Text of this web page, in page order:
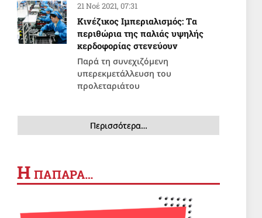
21 Νοέ 2021, 07:31
Κινέζικος Ιμπεριαλισμός: Tα
περιθώρια της παλιάς υψηλής
κερδοφορίας στενεύουν
Παρά τη συνεχιζόμενη
υπερεκμετάλλευση του
προλεταριάτου
Περισσότερα…
Η ΠΑΠΑΡΑ…